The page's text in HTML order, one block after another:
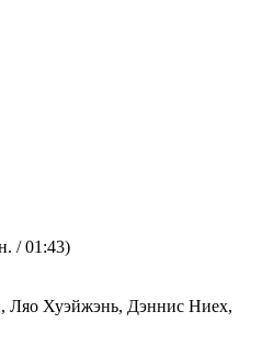
/ 01:43)
Ляо Хуэйжэнь, Дэннис Ниех,